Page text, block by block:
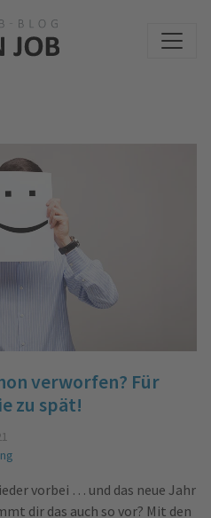
verworfen? Für
zu spät!
vorbei … und das neue Jahr
dir das auch so vor? Mit den